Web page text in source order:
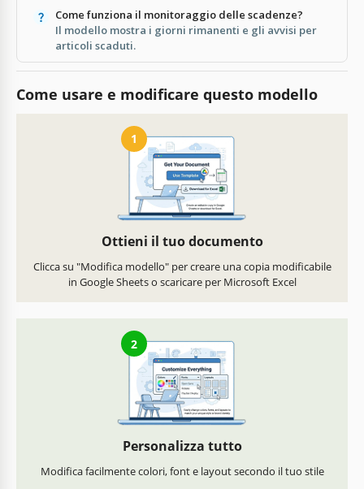
Come funziona il monitoraggio delle scadenze?
Il modello mostra i giorni rimanenti e gli avvisi per
articoli scaduti.
Come usare e modificare questo modello
1
Ottieni il tuo documento
Clicca su "Modifica modello" per creare una copia modificabile
in Google Sheets o scaricare per Microsoft Excel
2
Personalizza tutto
Modifica facilmente colori, font e layout secondo il tuo stile